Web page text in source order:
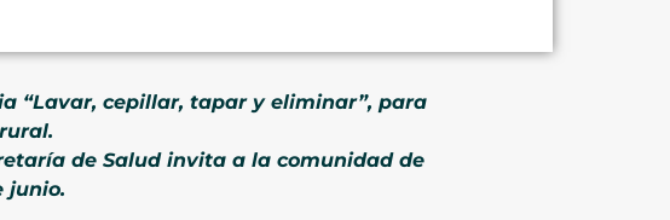
“Lavar, cepillar, tapar y eliminar”, para
de Salud invita a la comunidad de
junio.